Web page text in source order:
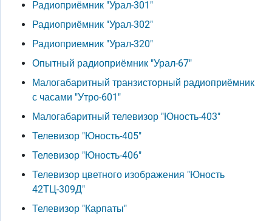
Радиоприёмник "Урал-301"
Радиоприёмник "Урал-302"
Радиоприемник "Урал-320"
Опытный радиоприёмник "Урал-67"
Малогабаритный транзисторный радиоприёмник
с часами "Утро-601"
Малогабаритный телевизор "Юность-403"
Телевизор "Юность-405"
Телевизор "Юность-406"
Телевизор цветного изображения "Юность
42ТЦ-309Д"
Телевизор "Карпаты"